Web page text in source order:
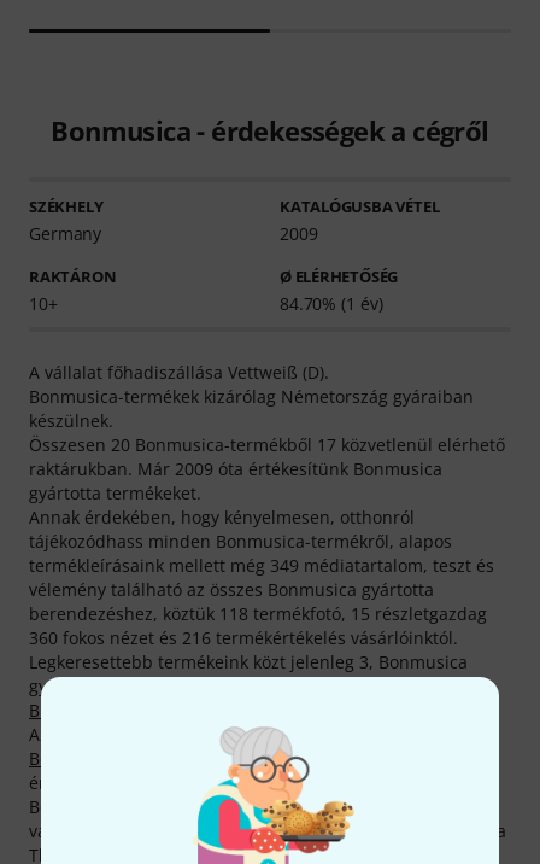
Bonmusica - érdekességek a cégről
SZÉKHELY
Germany
KATALÓGUSBA VÉTEL
2009
RAKTÁRON
10+
Ø ELÉRHETŐSÉG
84.70% (1 év)
A vállalat főhadiszállása Vettweiß (D).
Bonmusica-termékek kizárólag Németország gyáraiban
készülnek.
Összesen 20 Bonmusica-termékből 17 közvetlenül elérhető
raktárukban. Már 2009 óta értékesítünk Bonmusica
gyártotta termékeket.
Annak érdekében, hogy kényelmesen, otthonról
tájékozódhass minden Bonmusica-termékről, alapos
termékleírásaink mellett még 349 médiatartalom, teszt és
vélemény található az összes Bonmusica gyártotta
berendezéshez, köztük 118 termékfotó, 15 részletgazdag
360 fokos nézet és 216 termékértékelés vásárlóinktól.
Legkeresettebb termékeink közt jelenleg 3, Bonmusica
gyártotta termék található,
Brácsaválltámaszok
Az aktuálisan legkeresettebb, minden idők legforróbbja -
Bonmusica Violin Shoulder Rest 4/4
értékesítettünk.
Bonmusica -termékekre általában csupán 2 év garancia
van érvényben, mi azonban nem elégszünk meg ennyivel a
Thomann-nál, és saját zsebünkre gondoskodunk további